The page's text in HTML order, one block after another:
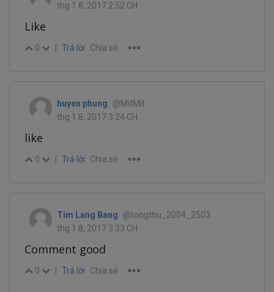
thg 1 8, 2017 2:52 CH
Like
0 Trả lời Chia sẻ
huyen phung
@MitMit
thg 1 8, 2017 3:24 CH
like
0 Trả lời Chia sẻ
Tim Lang Bang
@tongthu_2004_2503
thg 1 8, 2017 3:33 CH
Comment good
0 Trả lời Chia sẻ